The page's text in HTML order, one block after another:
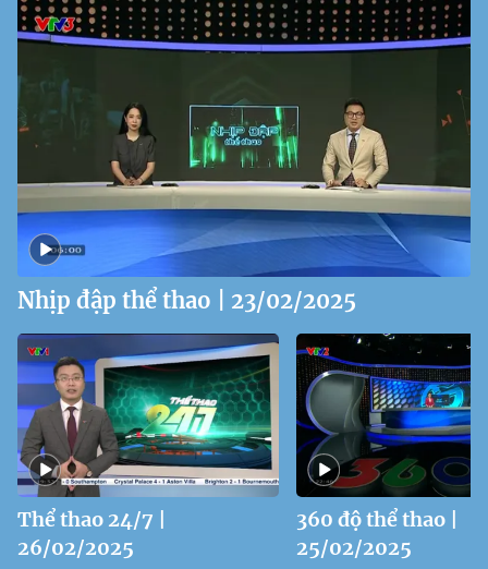
Nhịp đập thể thao | 23/02/2025
Thể thao 24/7 |
26/02/2025
360 độ thể thao |
25/02/2025